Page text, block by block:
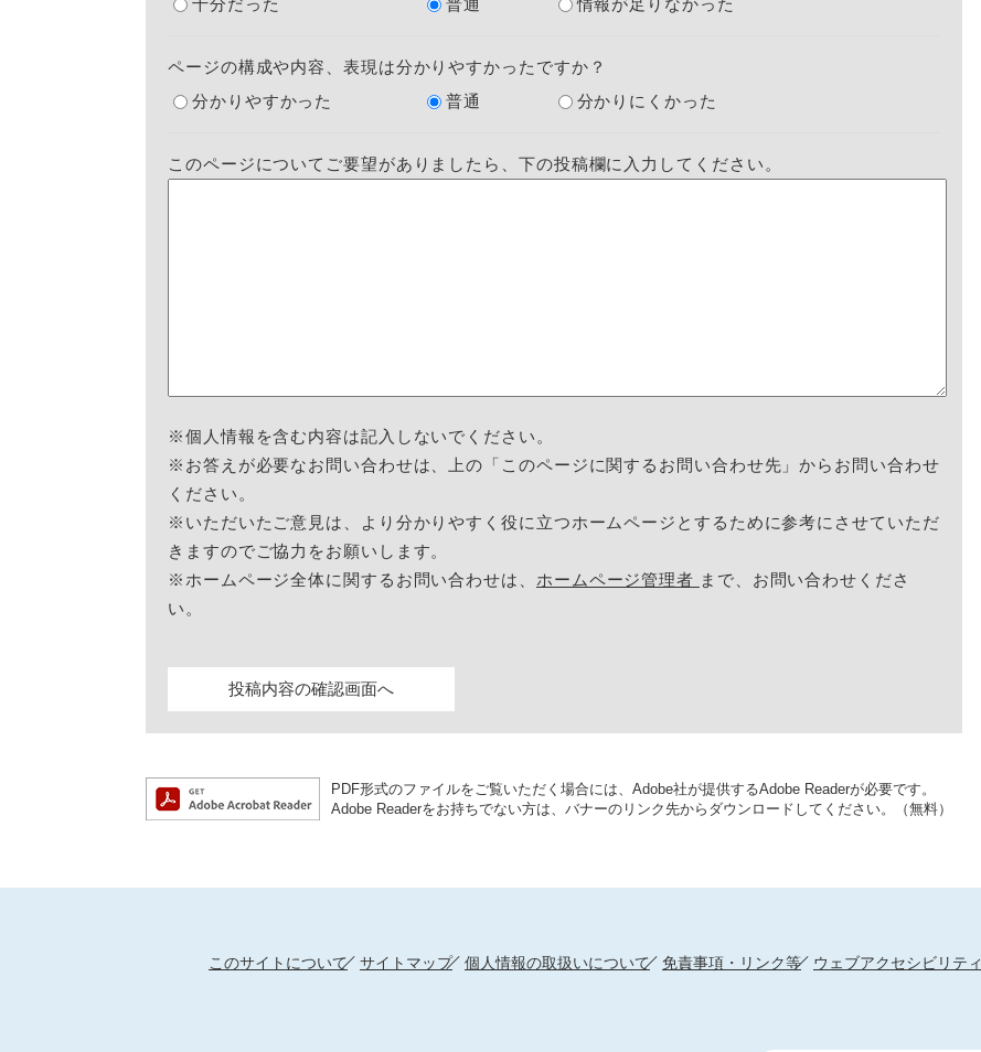
十分だった
普通 情報が足りなかった
ページの構成や内容、表現は分かりやすかったですか？
分かりやすかった
普通 分かりにくかった
このページについてご要望がありましたら、下の投稿欄に入力してください。
※個人情報を含む内容は記入しないでください。
※お答えが必要なお問い合わせは、上の「このページに関するお問い合わせ先」からお問い合わせ
ください。
※いただいたご意見は、より分かりやすく役に立つホームページとするために参考にさせていただ
きますのでご協力をお願いします。
※ホームページ全体に関するお問い合わせは、 ホームページ管理者 まで、お問い合わせくださ
い。
PDF形式のファイルをご覧いただく場合には、Adobe社が提供するAdobe Readerが必要です。
Adobe Readerをお持ちでない方は、バナーのリンク先からダウンロードしてください。（無料）
このサイトについて サイトマップ 個人情報の取扱いについて 免責事項・リンク等 ウェブアクセシビリティ